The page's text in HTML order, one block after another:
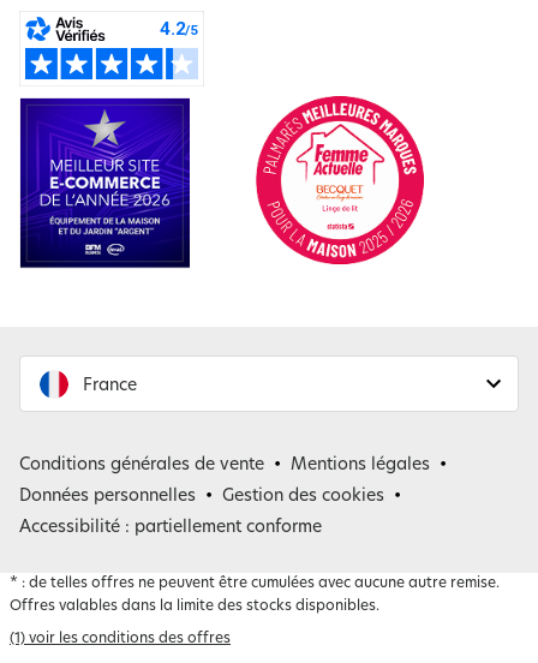
France
Belgique
Conditions générales de vente
Mentions légales
Données personnelles
Gestion des cookies
Accessibilité : partiellement conforme
* : de telles offres ne peuvent être cumulées avec aucune autre remise.
Offres valables dans la limite des stocks disponibles.
(1) voir les conditions des offres